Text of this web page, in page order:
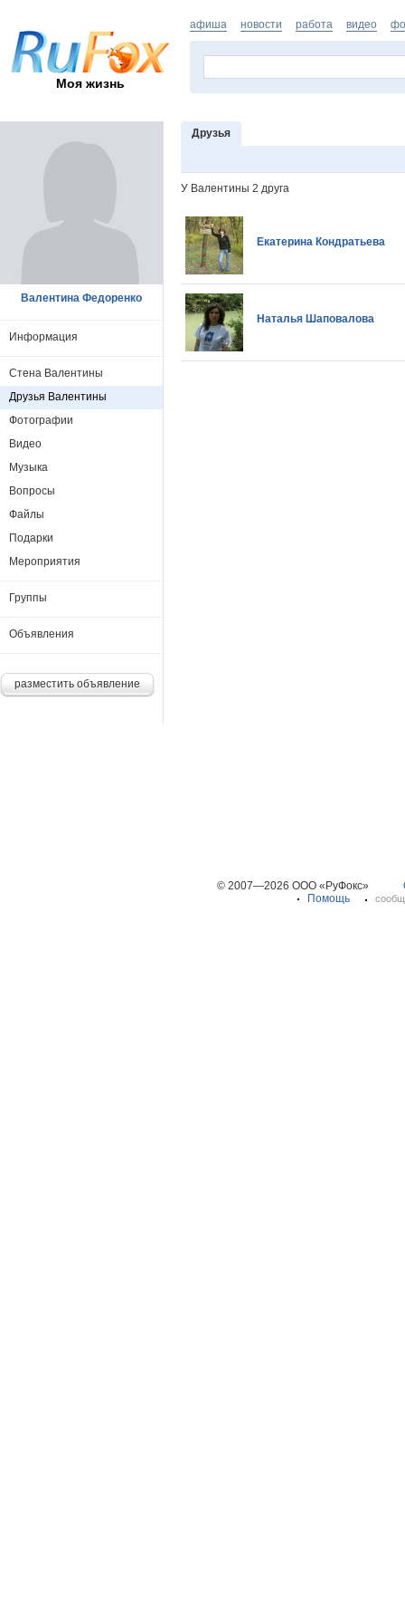
Моя жизнь
афиша новости работа видео
Друзья
У Валентины 2 друга
Екатерина Кондратьева
Наталья Шаповалова
Валентина Федоренко
Информация
Стена Валентины
Друзья Валентины
Фотографии
Видео
Музыка
Вопросы
Файлы
Подарки
Мероприятия
Группы
Объявления
разместить объявление
© 2007—2026 ООО «РуФокс»
Помощь